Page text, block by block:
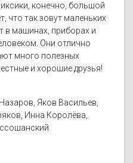
конечно, большой
что так зовут маленьких
в машинах, приборах и
Они отлично
много полезных
и хорошие друзья!
Яков Васильев,
Инна Королёва,